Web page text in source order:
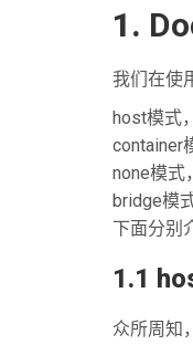
1.
我们在使
host模式
container
none模式
bridge模
下面分别
1.1
众所周知